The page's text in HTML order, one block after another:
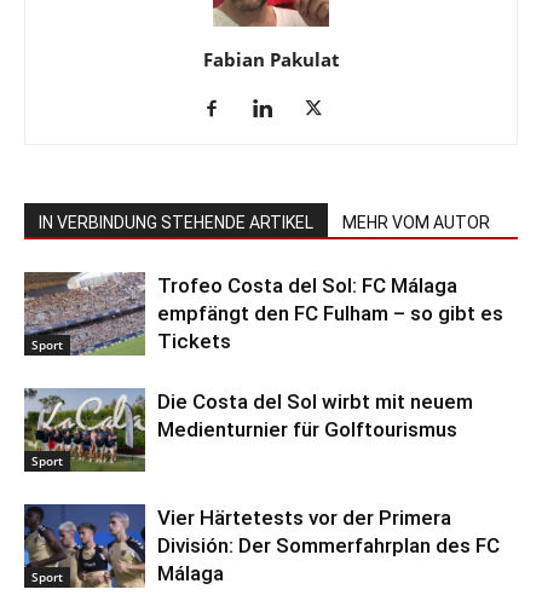
Fabian Pakulat
IN VERBINDUNG STEHENDE ARTIKEL MEHR VOM AUTOR
Sport
Trofeo Costa del Sol: FC Málaga
empfängt den FC Fulham – so gibt es
Tickets
Sport
Die Costa del Sol wirbt mit neuem
Medienturnier für Golftourismus
Sport
Vier Härtetests vor der Primera
División: Der Sommerfahrplan des FC
Málaga